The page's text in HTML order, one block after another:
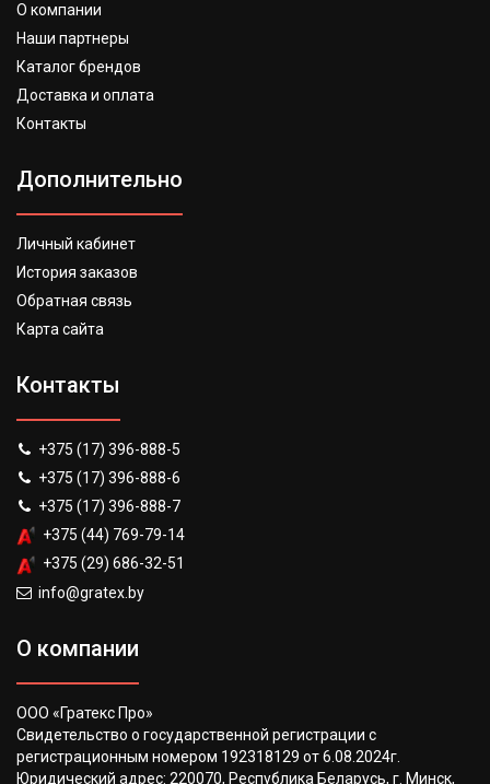
О компании
Наши партнеры
Каталог брендов
Доставка и оплата
Контакты
Дополнительно
Личный кабинет
История заказов
Обратная связь
Карта сайта
Контакты
+375 (17) 396-888-5
+375 (17) 396-888-6
+375 (17) 396-888-7
+375 (44) 769-79-14
+375 (29) 686-32-51
info@gratex.by
О компании
ООО «Гратекс Про»
Свидетельство о государственной регистрации с
регистрационным номером 192318129 от 6.08.2024г.
Юридический адрес: 220070, Республика Беларусь, г. Минск,